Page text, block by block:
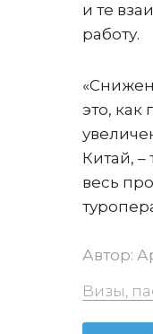
и те
работу.
это, как
Китай,
весь
Автор:
Визы,